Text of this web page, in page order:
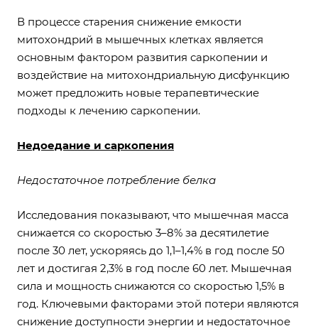
В процессе старения снижение емкости
митохондрий в мышечных клетках является
основным фактором развития саркопении и
воздействие на митохондриальную дисфункцию
может предложить новые терапевтические
подходы к лечению саркопении.
Недоедание и саркопения
Недостаточное потребление белка
Исследования показывают, что мышечная масса
снижается со скоростью 3–8% за десятилетие
после 30 лет, ускоряясь до 1,1–1,4% в год после 50
лет и достигая 2,3% в год после 60 лет. Мышечная
сила и мощность снижаются со скоростью 1,5% в
год. Ключевыми факторами этой потери являются
снижение доступности энергии и недостаточное